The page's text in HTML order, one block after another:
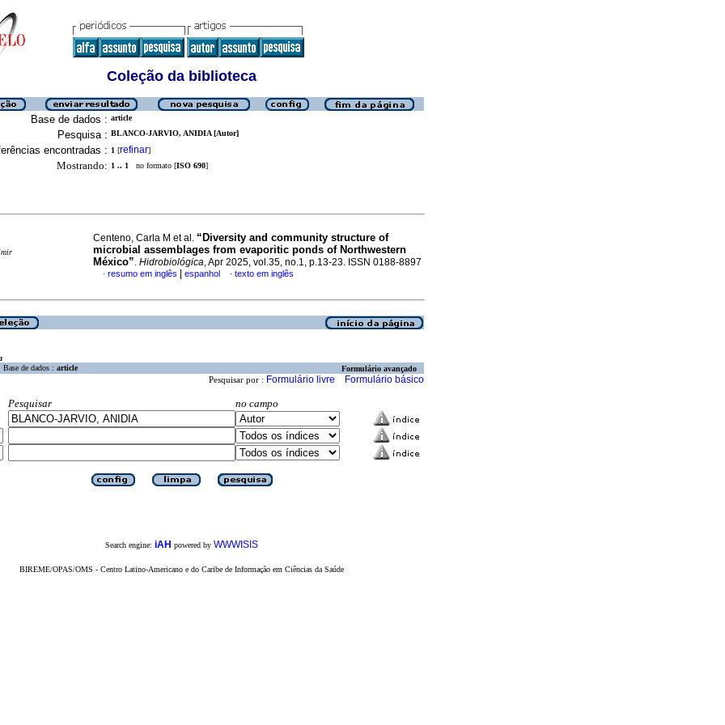
Coleção da biblioteca
Base de dados : article
Pesquisa : BLANCO-JARVIO, ANIDIA [Autor]
encontradas : 1 [refinar]
Mostrando: 1 .. 1 no formato [ISO 690]
Centeno, Carla M et al. “Diversity and community structure of
microbial assemblages from evaporitic ponds of Northwestern
México”. Hidrobiológica, Apr 2025, vol.35, no.1, p.13-23. ISSN 0188-8897
· resumo em inglês espanhol · texto em inglês
Base de dados : article Formulário avançado
Pesquisar por : Formulário livre Formulário básico
Pesquisar
no campo
Search engine: iAH powered by WWWISIS
BIREME/OPAS/OMS - Centro Latino-Americano e do Caribe de Informação em Ciências da Saúde